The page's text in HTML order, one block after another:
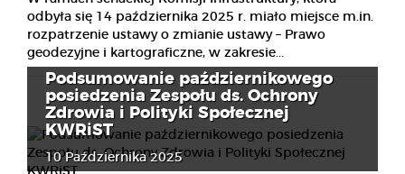
odbyła się 14 października 2025 r. miało miejsce m.in.
rozpatrzenie ustawy o zmianie ustawy – Prawo
geodezyjne i kartograficzne, w zakresie...
Podsumowanie październikowego
posiedzenia Zespołu ds. Ochrony
Zdrowia i Polityki Społecznej
KWRiST
10 Października 2025